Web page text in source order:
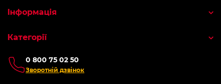
0 800 75 02 50
Зворотній дзвінок
Інформація
Категорії